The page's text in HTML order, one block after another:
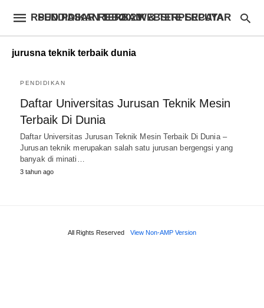
RSUD PASAR REBO – WEBSITE SEPUTAR PENDIDIKAN TERBAIK & TERPERCAYA 2023
jurusna teknik terbaik dunia
PENDIDIKAN
Daftar Universitas Jurusan Teknik Mesin
Terbaik Di Dunia
Daftar Universitas Jurusan Teknik Mesin Terbaik Di Dunia –
Jurusan teknik merupakan salah satu jurusan bergengsi yang
banyak di minati…
3 tahun ago
All Rights Reserved View Non-AMP Version